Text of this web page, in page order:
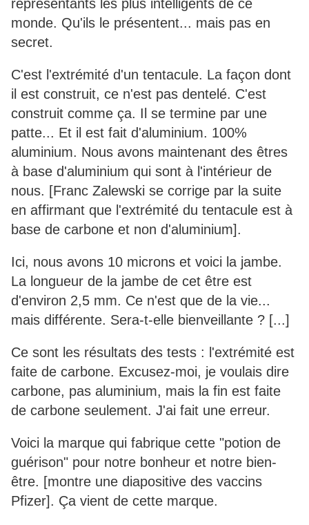
représentants les plus intelligents de ce
monde. Qu'ils le présentent... mais pas en
secret.
C'est l'extrémité d'un tentacule. La façon dont
il est construit, ce n'est pas dentelé. C'est
construit comme ça. Il se termine par une
patte... Et il est fait d'aluminium. 100%
aluminium. Nous avons maintenant des êtres
à base d'aluminium qui sont à l'intérieur de
nous. [Franc Zalewski se corrige par la suite
en affirmant que l'extrémité du tentacule est à
base de carbone et non d'aluminium].
Ici, nous avons 10 microns et voici la jambe.
La longueur de la jambe de cet être est
d'environ 2,5 mm. Ce n'est que de la vie...
mais différente. Sera-t-elle bienveillante ? [...]
Ce sont les résultats des tests : l'extrémité est
faite de carbone. Excusez-moi, je voulais dire
carbone, pas aluminium, mais la fin est faite
de carbone seulement. J'ai fait une erreur.
Voici la marque qui fabrique cette "potion de
guérison" pour notre bonheur et notre bien-
être. [montre une diapositive des vaccins
Pfizer]. Ça vient de cette marque.